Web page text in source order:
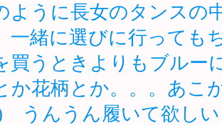
ように長女のタンスの
一緒に選びに行っても
買うときよりもブルー
か花柄とか。。。あこ
うんうん履いて欲し